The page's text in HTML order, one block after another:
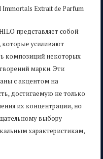
Immortals Extrait de Parfum
представляет собой
усиливают
композиций некоторых
марки. Эти
с акцентом на
достигаемую не только
их концентрации, но
выбору
характеристикам,